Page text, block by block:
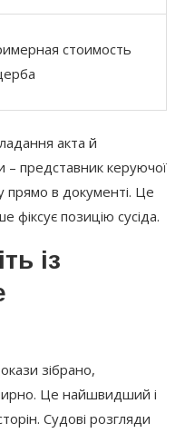
стоимость
акта й
– представник керуючої
прямо в документі. Це
фіксує позицію сусіда.
із
зібрано,
Це найшвидший і
Судові розгляди